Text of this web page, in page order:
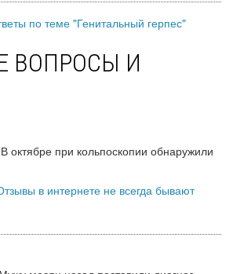
по теме "Генитальный герпес"
ВОПРОСЫ И
октябре при кольпоскопии обнаружили
в интернете не всегда бывают